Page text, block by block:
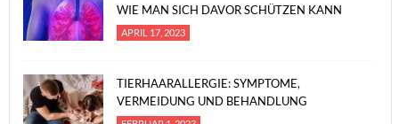
WIE MAN SICH DAVOR SCHÜTZEN KANN
APRIL 17, 2023
TIERHAARALLERGIE: SYMPTOME,
VERMEIDUNG UND BEHANDLUNG